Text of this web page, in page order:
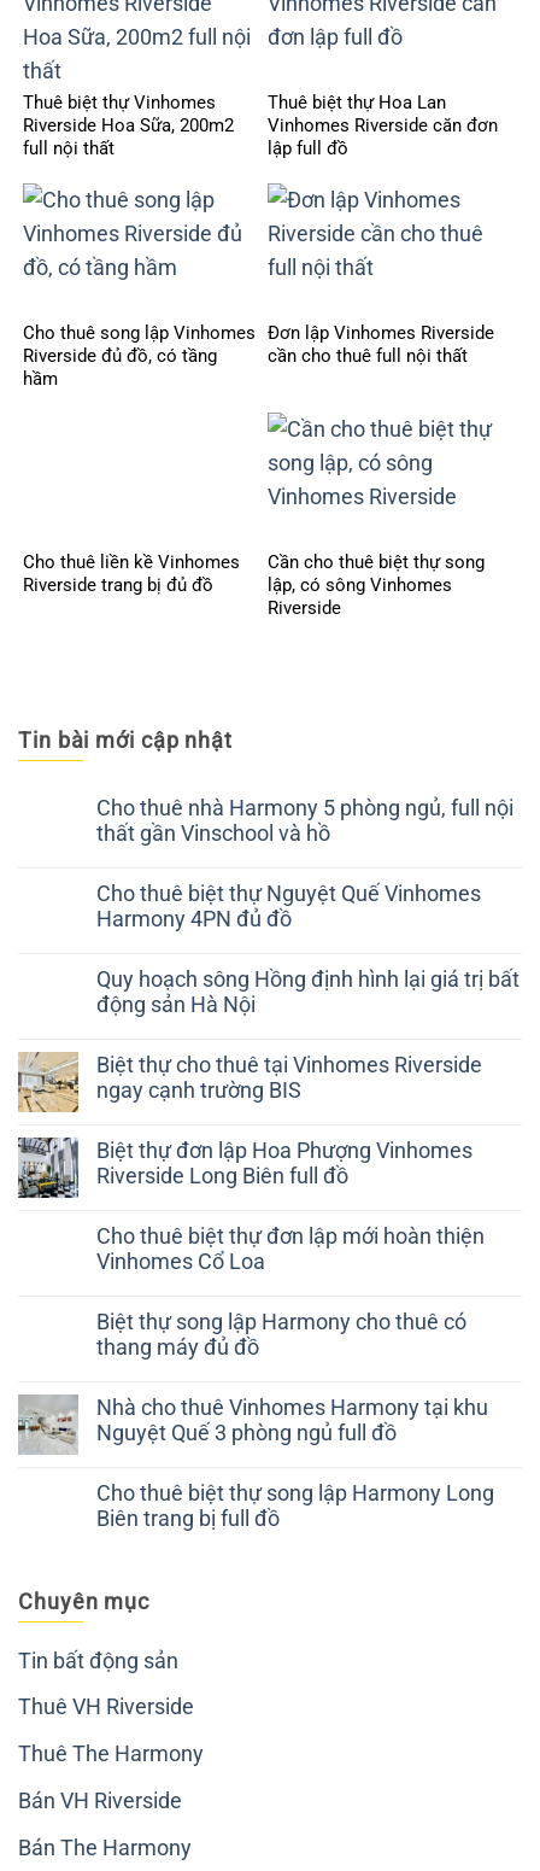
Thuê biệt thự Vinhomes
Riverside Hoa Sữa, 200m2
full nội thất
Thuê biệt thự Hoa Lan
Vinhomes Riverside căn đơn
lập full đồ
Cho thuê song lập Vinhomes
Riverside đủ đồ, có tầng
hầm
Đơn lập Vinhomes Riverside
cần cho thuê full nội thất
Cho thuê liền kề Vinhomes
Riverside trang bị đủ đồ
Cần cho thuê biệt thự song
lập, có sông Vinhomes
Riverside
Tin bài mới cập nhật
Cho thuê nhà Harmony 5 phòng ngủ, full nội
thất gần Vinschool và hồ
Cho thuê biệt thự Nguyệt Quế Vinhomes
Harmony 4PN đủ đồ
Quy hoạch sông Hồng định hình lại giá trị bất
động sản Hà Nội
Biệt thự cho thuê tại Vinhomes Riverside
ngay cạnh trường BIS
Biệt thự đơn lập Hoa Phượng Vinhomes
Riverside Long Biên full đồ
Cho thuê biệt thự đơn lập mới hoàn thiện
Vinhomes Cổ Loa
Biệt thự song lập Harmony cho thuê có
thang máy đủ đồ
Nhà cho thuê Vinhomes Harmony tại khu
Nguyệt Quế 3 phòng ngủ full đồ
Cho thuê biệt thự song lập Harmony Long
Biên trang bị full đồ
Chuyên mục
Tin bất động sản
Thuê VH Riverside
Thuê The Harmony
Bán VH Riverside
Bán The Harmony